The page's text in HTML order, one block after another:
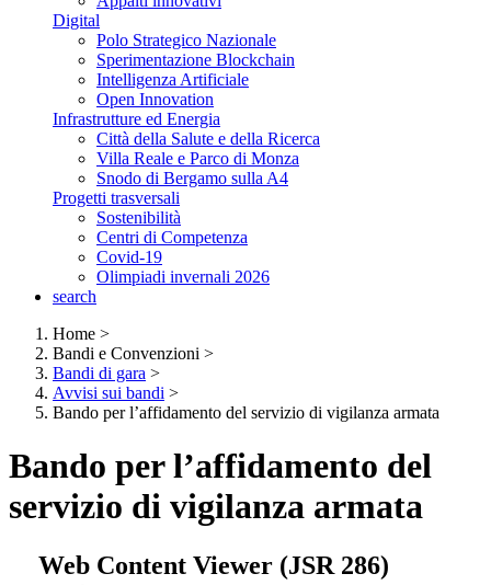
Digital
Polo Strategico Nazionale
Sperimentazione Blockchain
Intelligenza Artificiale
Open Innovation
Infrastrutture ed Energia
Città della Salute e della Ricerca
Villa Reale e Parco di Monza
Snodo di Bergamo sulla A4
Progetti trasversali
Sostenibilità
Centri di Competenza
Covid-19
Olimpiadi invernali 2026
search
Home >
Bandi e Convenzioni >
Bandi di gara >
Avvisi sui bandi >
Bando per l’affidamento del servizio di vigilanza armata
Bando per l’affidamento del
servizio di vigilanza armata
Web Content Viewer (JSR 286)